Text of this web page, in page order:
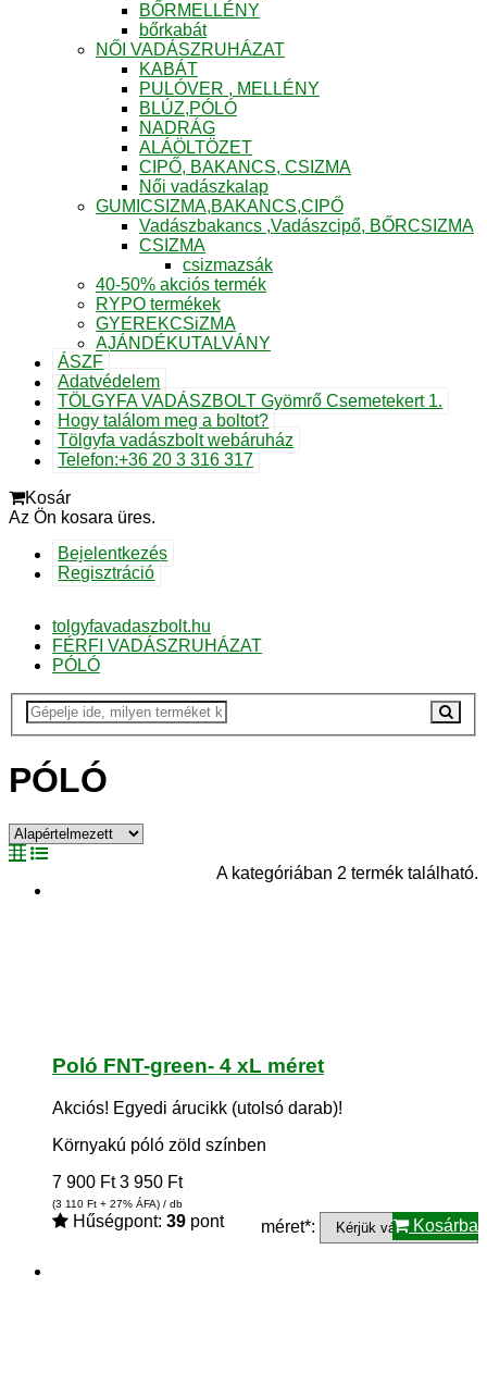
BŐRMELLÉNY
bőrkabát
NŐI VADÁSZRUHÁZAT
KABÁT
PULÓVER , MELLÉNY
BLÚZ,PÓLÓ
NADRÁG
ALÁÖLTÖZET
CIPŐ, BAKANCS, CSIZMA
Női vadászkalap
GUMICSIZMA,BAKANCS,CIPŐ
Vadászbakancs ,Vadászcipő, BŐRCSIZMA
CSIZMA
csizmazsák
40-50% akciós termék
RYPO termékek
GYEREKCSiZMA
AJÁNDÉKUTALVÁNY
ÁSZF
Adatvédelem
TÖLGYFA VADÁSZBOLT Gyömrő Csemetekert 1.
Hogy találom meg a boltot?
Tölgyfa vadászbolt webáruház
Telefon:+36 20 3 316 317
Kosár
Az Ön kosara üres.
Bejelentkezés
Regisztráció
tolgyfavadaszbolt.hu
FÉRFI VADÁSZRUHÁZAT
PÓLÓ
PÓLÓ
A kategóriában 2 termék található.
Poló FNT-green- 4 xL méret
Akciós! Egyedi árucikk (utolsó darab)!
Környakú póló zöld színben
7 900 Ft 3 950 Ft
(3 110 Ft + 27% ÁFA) / db
Hűségpont: 39 pont méret*: Kosárba